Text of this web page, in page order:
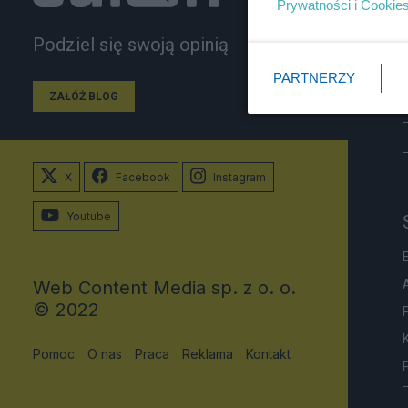
Podziel się swoją opinią
ZAŁÓŻ BLOG
X Facebook Instagram
Youtube
Web Content Media sp. z o. o.
© 2022
Pomoc O nas Praca Reklama Kontakt
Prywatności i Cookies
PARTNERZY